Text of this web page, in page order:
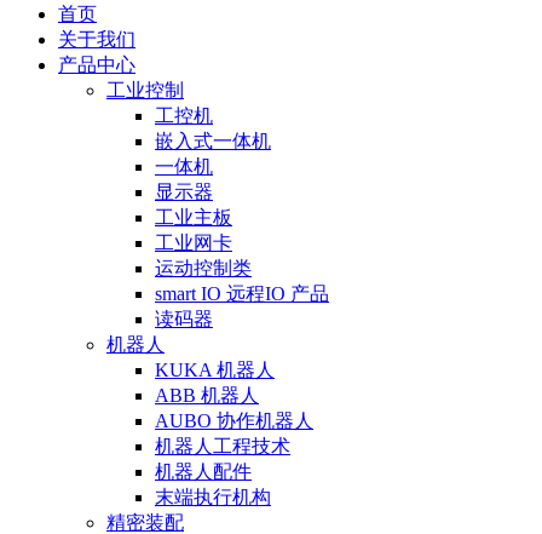
首页
关于我们
产品中心
工业控制
工控机
嵌入式一体机
一体机
显示器
工业主板
工业网卡
运动控制类
smart IO 远程IO 产品
读码器
机器人
KUKA 机器人
ABB 机器人
AUBO 协作机器人
机器人工程技术
机器人配件
末端执行机构
精密装配